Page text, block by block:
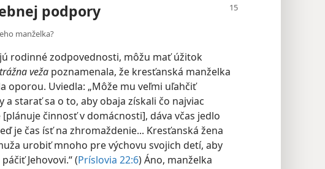
podpory
manželka?
rodinné zodpovednosti, môžu mať úžitok
veža poznamenala, že kresťanská manželka
oporou. Uviedla: „Môže mu veľmi uľahčiť
starať sa o to, aby obaja získali čo najviac
činnosť v domácnosti], dáva včas jedlo
je čas ísť na zhromaždenie... Kresťanská žena
urobiť mnoho pre výchovu svojich detí, aby
Jehovovi.“ (Príslovia 22:6) Áno, manželka